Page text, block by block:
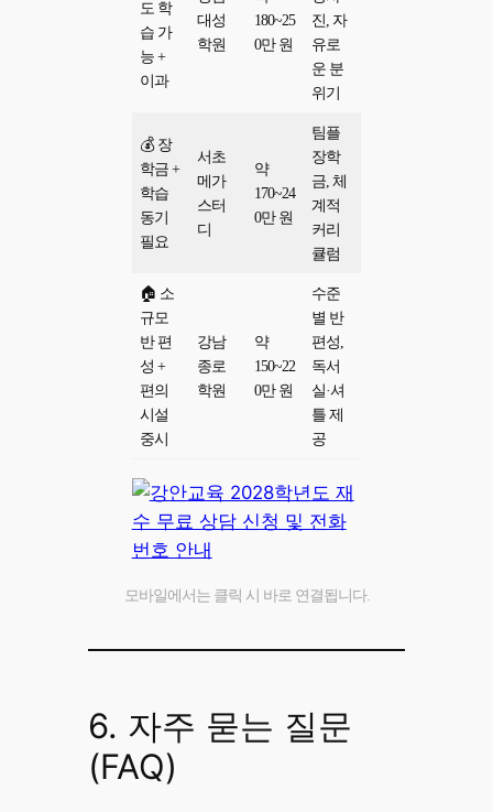
도 학
습 가
능 +
이과
대성
학원
180~25
0만 원
진, 자
유로
운 분
위기
💰 장
학금 +
학습
동기
필요
서초
메가
스터
디
약
170~24
0만 원
팀플
장학
금, 체
계적
커리
큘럼
🏠 소
규모
반 편
성 +
편의
시설
중시
강남
종로
학원
약
150~22
0만 원
수준
별 반
편성,
독서
실·셔
틀 제
공
모바일에서는 클릭 시 바로 연결됩니다.
6. 자주 묻는 질문
(FAQ)